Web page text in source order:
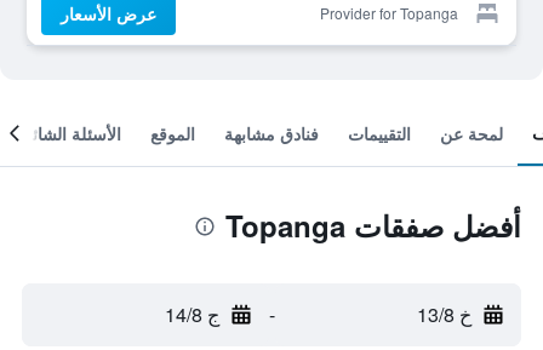
Provider for Topanga عرض الأسعار
لمحة عن التقييمات فنادق مشابهة الموقع الأسئلة الشائعة
أفضل صفقات Topanga
خ 13/8 - ج 14/8